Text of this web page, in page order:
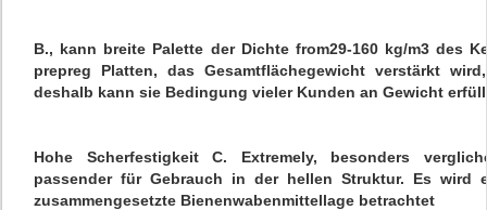
B., kann breite Palette der Dichte from29-160 kg/m3 des
prepreg Platten, das Gesamtflächegewicht verstärkt
deshalb kann sie Bedingung vieler Kunden an Gewicht
Hohe Scherfestigkeit C. Extremely, besonders
passender für Gebrauch in der hellen Struktur. Es wird
zusammengesetzte Bienenwabenmittellage betrachtet